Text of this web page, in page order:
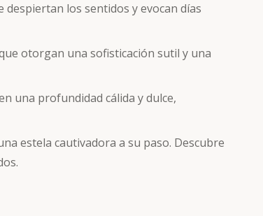
los sentidos y evocan días
otorgan una sofisticación sutil y una
una profundidad cálida y dulce,
estela cautivadora a su paso. Descubre